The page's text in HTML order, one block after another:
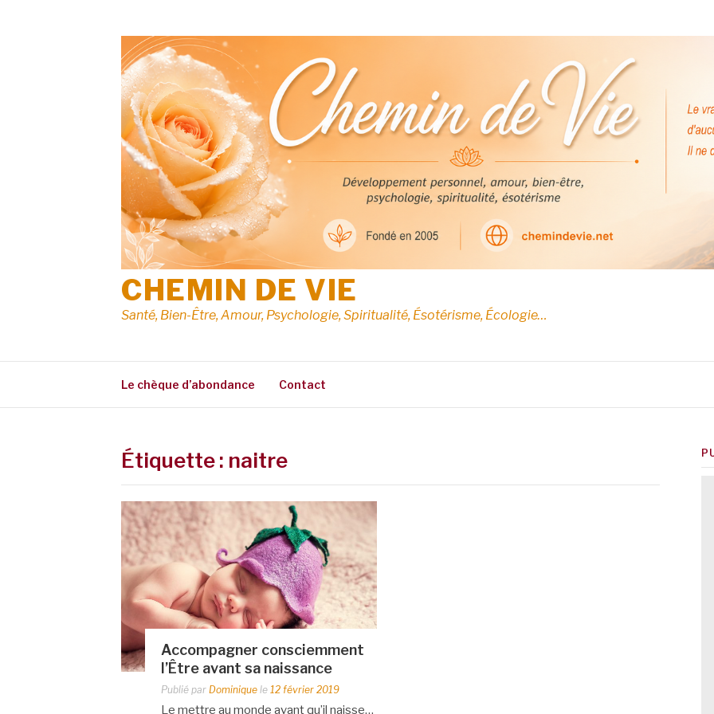
CHEMIN DE VIE
Santé, Bien-Être, Amour, Psychologie, Spiritualité, Ésotérisme, Écologie…
Le chèque d’abondance Contact
Étiquette : naitre
Accompagner consciemment
l’Être avant sa naissance
Publié par Dominique le 12 février 2019
Le mettre au monde avant qu’il naisse…